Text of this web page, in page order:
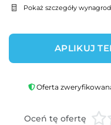
Pokaż szczegóły
APLIKUJ
Oferta
Oceń tę ofertę